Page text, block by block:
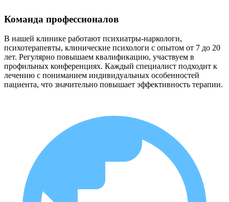
Команда профессионалов
В нашей клинике работают психиатры-наркологи,
психотерапевты, клинические психологи с опытом от 7 до 20
лет. Регулярно повышаем квалификацию, участвуем в
профильных конференциях. Каждый специалист подходит к
лечению с пониманием индивидуальных особенностей
пациента, что значительно повышает эффективность терапии.